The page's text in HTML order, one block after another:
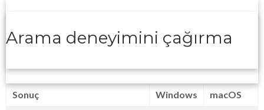
Arama deneyimini çağırma
Sonuç Windows
macOS